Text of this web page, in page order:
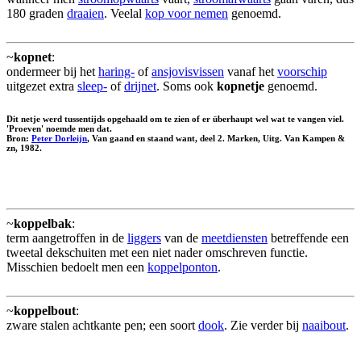
180 graden draaien. Veelal kop voor nemen genoemd.
~kopnet:
ondermeer bij het haring- ofansjovisvissen vanaf het voorschip
uitgezet extra sleep- ofdrijnet. Soms ook kopnetje genoemd.
Dit netje werd tussentijds opgehaald om te zien of er überhaupt wel wat te vangen viel.
'Proeven' noemde men dat.
Bron: Peter Dorleijn, Van gaand en staand want, deel 2. Marken, Uitg. Van Kampen &
zn, 1982.
~koppelbak:
term aangetroffen in de liggers van de meetdiensten betreffende een
tweetal dekschuiten met een niet nader omschreven functie.
Misschien bedoelt men een koppelponton.
~koppelbout:
zware stalen achtkante pen; een soort dook. Zie verder bij naaibout.